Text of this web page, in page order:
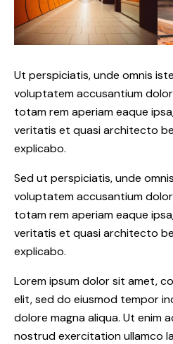
Ut perspiciatis, unde omnis
voluptatem accusantium
totam rem aperiam eaque
veritatis et quasi architecto
explicabo.
Sed ut perspiciatis, unde
voluptatem accusantium
totam rem aperiam eaque
veritatis et quasi architecto
explicabo.
Lorem ipsum dolor sit amet,
elit, sed do eiusmod tempor
dolore magna aliqua. Ut enim
nostrud exercitation ullamco